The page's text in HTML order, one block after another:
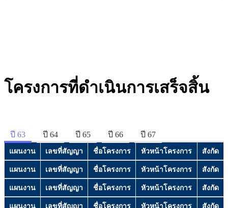
โครงการที่ดำเนินการเสร็จสิ้น
ปี 63 ปี 64 ปี 65 ปี 66 ปี 67
แผนงาน เลขที่สัญญา ชื่อโครงการ หัวหน้าโครงการ สังกัด
แผนงาน เลขที่สัญญา ชื่อโครงการ หัวหน้าโครงการ สังกัด
แผนงาน เลขที่สัญญา ชื่อโครงการ หัวหน้าโครงการ สังกัด
แผนงาน เลขที่สัญญา ชื่อโครงการ หัวหน้าโครงการ สังกัด